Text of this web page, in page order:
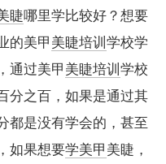
睫哪里学比较好？想要
的美甲 美睫培训 学校学
通过美甲 美睫培训 学校
分之百，如果是通过其
都是没有学会的，甚至
如果想要学美甲 美睫，